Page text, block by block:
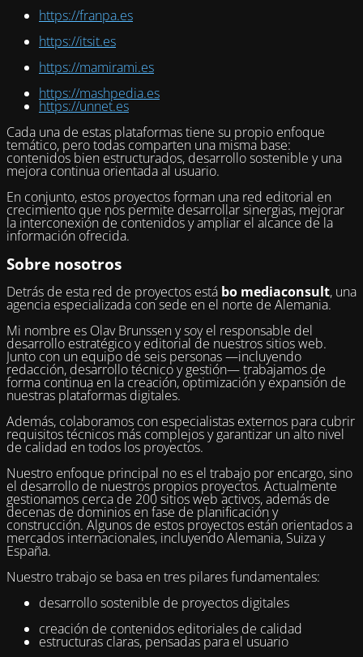
https://franpa.es
https://itsit.es
https://mamirami.es
https://mashpedia.es
https://unnet.es
Cada una de estas plataformas tiene su propio enfoque
temático, pero todas comparten una misma base:
contenidos bien estructurados, desarrollo sostenible y una
mejora continua orientada al usuario.
En conjunto, estos proyectos forman una red editorial en
crecimiento que nos permite desarrollar sinergias, mejorar
la interconexión de contenidos y ampliar el alcance de la
información ofrecida.
Sobre nosotros
Detrás de esta red de proyectos está bo mediaconsult, una
agencia especializada con sede en el norte de Alemania.
Mi nombre es Olav Brunssen y soy el responsable del
desarrollo estratégico y editorial de nuestros sitios web.
Junto con un equipo de seis personas —incluyendo
redacción, desarrollo técnico y gestión— trabajamos de
forma continua en la creación, optimización y expansión de
nuestras plataformas digitales.
Además, colaboramos con especialistas externos para cubrir
requisitos técnicos más complejos y garantizar un alto nivel
de calidad en todos los proyectos.
Nuestro enfoque principal no es el trabajo por encargo, sino
el desarrollo de nuestros propios proyectos. Actualmente
gestionamos cerca de 200 sitios web activos, además de
decenas de dominios en fase de planificación y
construcción. Algunos de estos proyectos están orientados a
mercados internacionales, incluyendo Alemania, Suiza y
España.
Nuestro trabajo se basa en tres pilares fundamentales:
desarrollo sostenible de proyectos digitales
creación de contenidos editoriales de calidad
estructuras claras, pensadas para el usuario